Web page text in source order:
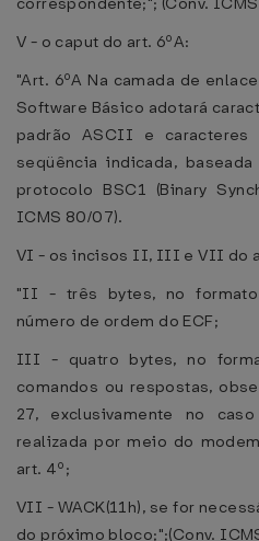
V - o caput do art. 6ºA:
"Art. 6ºA Na camada de
Software Básico adotará
padrão ASCII e
seqüência indicada,
protocolo BSC1 (Binary
ICMS 80/07).
VI - os incisos II, III e VII do
"II - três bytes, no
número de ordem do ECF;
III - quatro bytes, no
comandos ou respostas,
27, exclusivamente no
realizada por meio do
art. 4º;
VII - WACK(11h), se for
do próximo bloco;";(Conv.